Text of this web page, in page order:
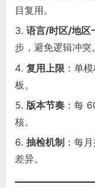
目复用。
语言/时区/地区
步，避免逻辑冲突。
复用上限 ：单
板。
版本节奏 ：每
核。
抽检机制 ：每
差异。